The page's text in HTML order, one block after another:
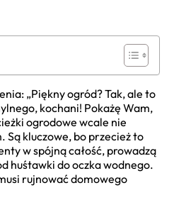
„Piękny ogród? Tak, ale to
kochani! Pokażę Wam,
ogrodowe wcale nie
Są kluczowe, bo przecież to
w spójną całość, prowadzą
huśtawki do oczka wodnego.
rujnować domowego